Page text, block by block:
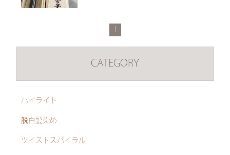
1
CATEGORY
ハイライト
脱白髪染め
ツイストスパイラル